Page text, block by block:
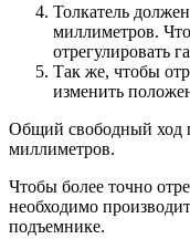
Толкатель
миллиметров.
отрегулировать
Так же, чтобы
изменить
Общий свободный ход
миллиметров.
Чтобы более точно
необходимо
подъемнике.